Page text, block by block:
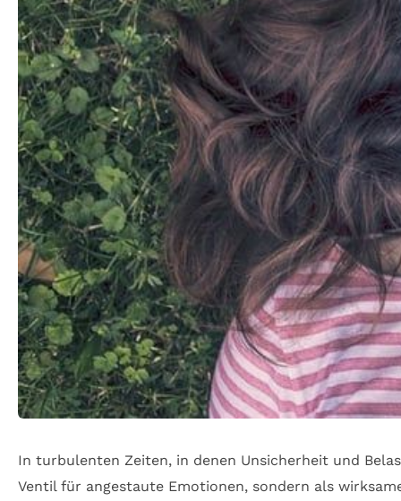
In turbulenten Zeiten, in denen Unsicherheit und
Ventil für angestaute Emotionen, sondern als